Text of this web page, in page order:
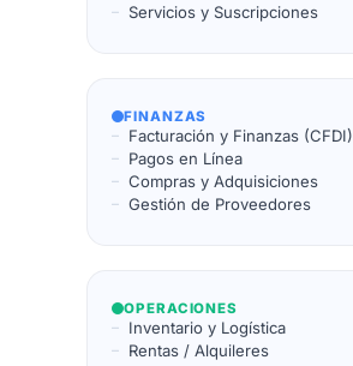
Servicios y Suscripciones
FINANZAS
Facturación y Finanzas (CFDI)
Pagos en Línea
Compras y Adquisiciones
Gestión de Proveedores
OPERACIONES
Inventario y Logística
Rentas / Alquileres